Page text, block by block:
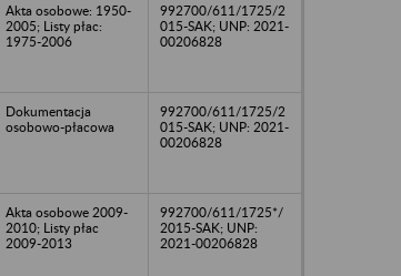
Akta osobowe: 1950-
2005; Listy płac:
1975-2006
992700/611/1725/2
015-SAK; UNP: 2021-
00206828
Dokumentacja
osobowo-płacowa
992700/611/1725/2
015-SAK; UNP: 2021-
00206828
Akta osobowe 2009-
2010; Listy płac
2009-2013
992700/611/1725*/
2015-SAK; UNP:
2021-00206828